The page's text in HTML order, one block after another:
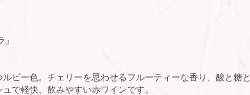
ビー色。チェリーを思わせるフルーティーな香り、酸と糖と
で軽快、飲みやすい赤ワインです。